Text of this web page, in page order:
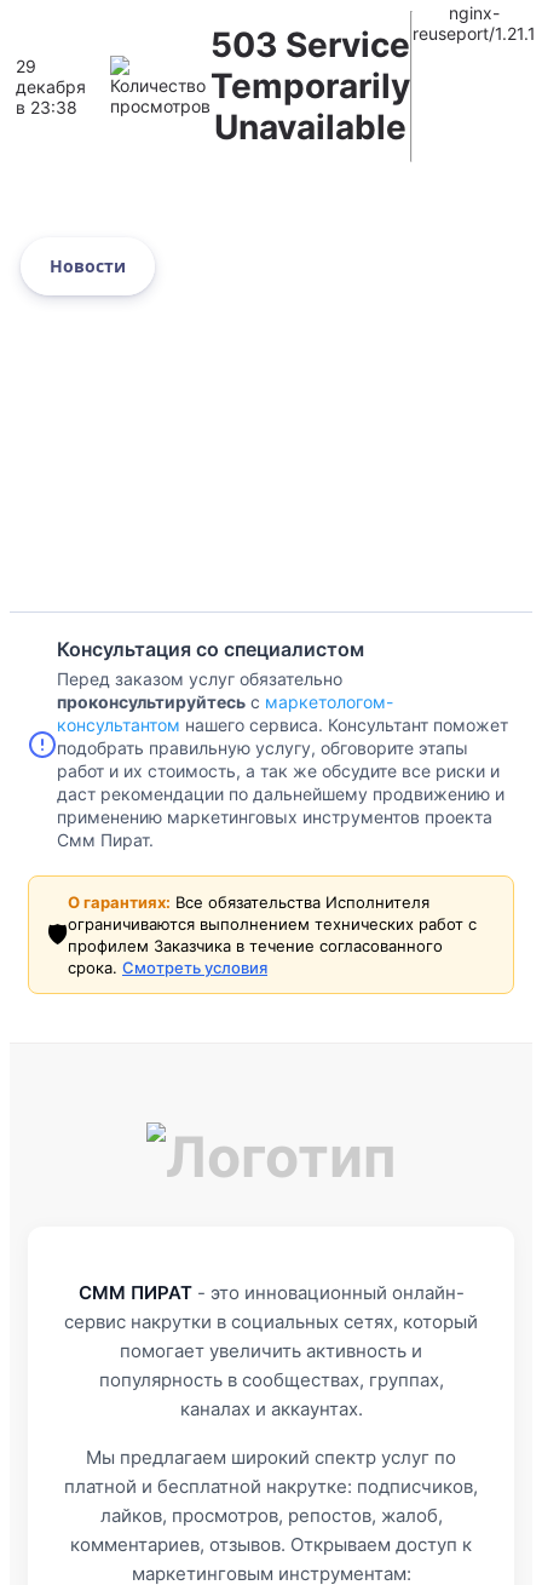
29
декабря
в 23:38
503 Service
Temporarily
Unavailable
nginx-
reuseport/1.21.1
Новости
Консультация со специалистом
Перед заказом услуг обязательно
проконсультируйтесь с маркетологом-
консультантом нашего сервиса. Консультант поможет
подобрать правильную услугу, обговорите этапы
работ и их стоимость, а так же обсудите все риски и
даст рекомендации по дальнейшему продвижению и
применению маркетинговых инструментов проекта
Смм Пират.
🛡️
О гарантиях: Все обязательства Исполнителя
ограничиваются выполнением технических работ с
профилем Заказчика в течение согласованного
срока. Смотреть условия
СММ ПИРАТ- это инновационный онлайн-
сервис накрутки в социальных сетях, который
помогает увеличить активность и
популярность в сообществах, группах,
каналах и аккаунтах.
Мы предлагаем широкий спектр услуг по
платной и бесплатной накрутке: подписчиков,
лайков, просмотров, репостов, жалоб,
комментариев, отзывов. Открываем доступ к
маркетинговым инструментам: